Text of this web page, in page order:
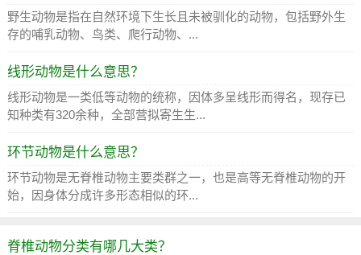
野生动物是指在自然环境下生长且未被驯化的动物，包括野外生
存的哺乳动物、鸟类、爬行动物、...
线形动物是什么意思？
线形动物是一类低等动物的统称，因体多呈线形而得名，现存已
知种类有320余种，全部营拟寄生生...
环节动物是什么意思？
环节动物是无脊椎动物主要类群之一，也是高等无脊椎动物的开
始，因身体分成许多形态相似的环...
脊椎动物分类有哪几大类？